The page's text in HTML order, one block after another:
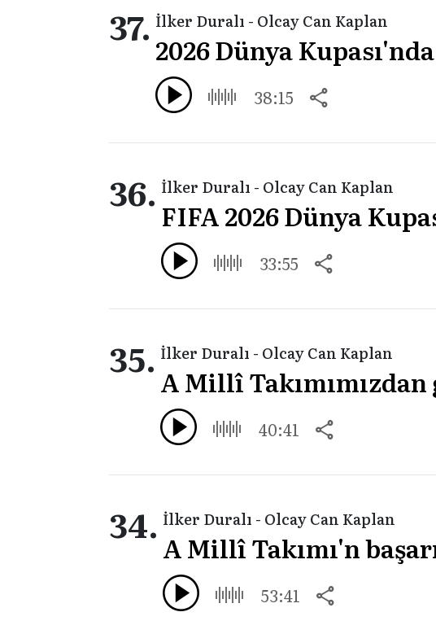
37. İlker Duralı - Olcay Can Kaplan
2026 Dünya
38:15
36. İlker Duralı - Olcay Can Kaplan
FIFA 2026 Dünya
33:55
35. İlker Duralı - Olcay Can Kaplan
A Millî
40:41
34. İlker Duralı - Olcay Can Kaplan
A Millî Takımı'n
53:41